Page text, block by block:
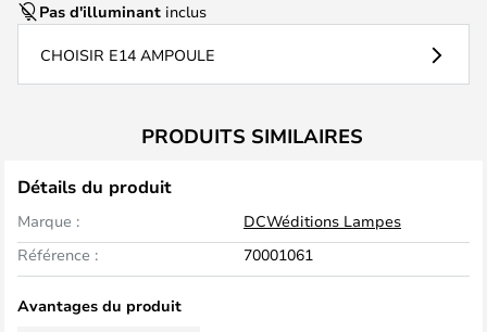
Pas d'illuminant inclus
CHOISIR E14 AMPOULE
PRODUITS SIMILAIRES
Détails du produit
Marque :
DCWéditions Lampes
Référence :
70001061
Avantages du produit